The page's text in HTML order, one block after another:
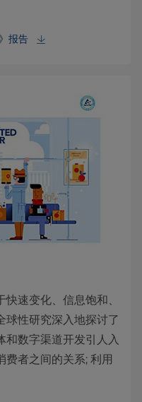
报告
速变化、信息饱和、
球性研究深入地探讨了
和数字渠道开发引人入
者之间的关系; 利用